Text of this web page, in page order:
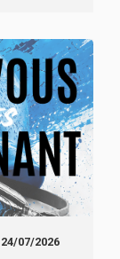
24/07/2026